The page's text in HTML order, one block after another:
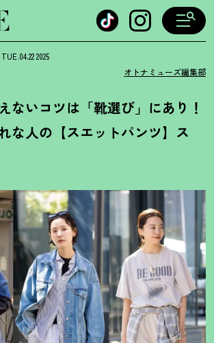
ューズ ウェブ
TUE.04.22 2025
オトナミューズ編集部
ないコツは「靴選び」にあり ！
な人の【スエットパンツ】ス